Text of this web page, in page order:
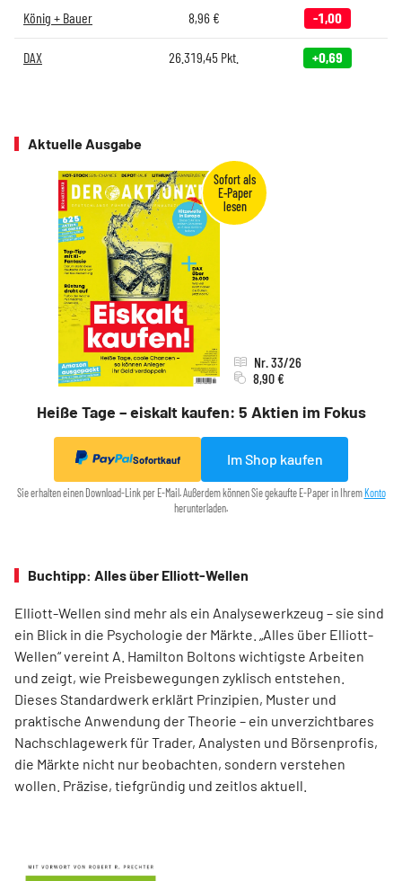
König + Bauer 8,96€ -1,00
DAX 26.319,45 Pkt. +0,69
Aktuelle Ausgabe
Heiße Tage – eiskalt kaufen: 5 Aktien im Fokus
Nr. 33/26
8,90 €
Sofortkauf Im Shop kaufen
Sie erhalten einen Download-Link per E-Mail. Außerdem können Sie gekaufte E-Paper in Ihrem Konto
herunterladen.
Buchtipp: Alles über Elliott-Wellen
Elliott-Wellen sind mehr als ein Analysewerkzeug – sie sind
ein Blick in die Psychologie der Märkte. „Alles über Elliott-
Wellen“ vereint A. Hamilton Boltons wichtigste Arbeiten
und zeigt, wie Preisbewegungen zyklisch entstehen.
Dieses Standardwerk erklärt Prinzipien, Muster und
praktische Anwendung der Theorie – ein unverzichtbares
Nachschlagewerk für Trader, Analysten und Börsenprofis,
die Märkte nicht nur beobachten, sondern verstehen
wollen. Präzise, tiefgründig und zeitlos aktuell.